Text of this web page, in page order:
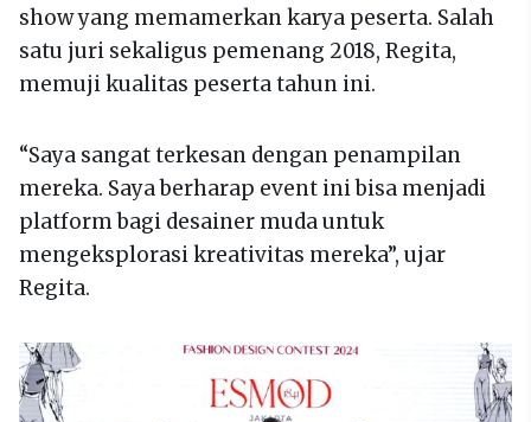
show yang memamerkan karya peserta. Salah
satu juri sekaligus pemenang 2018, Regita,
memuji kualitas peserta tahun ini.
“Saya sangat terkesan dengan penampilan
mereka. Saya berharap event ini bisa menjadi
platform bagi desainer muda untuk
mengeksplorasi kreativitas mereka”, ujar
Regita.